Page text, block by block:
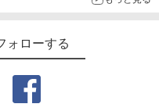
ォローする